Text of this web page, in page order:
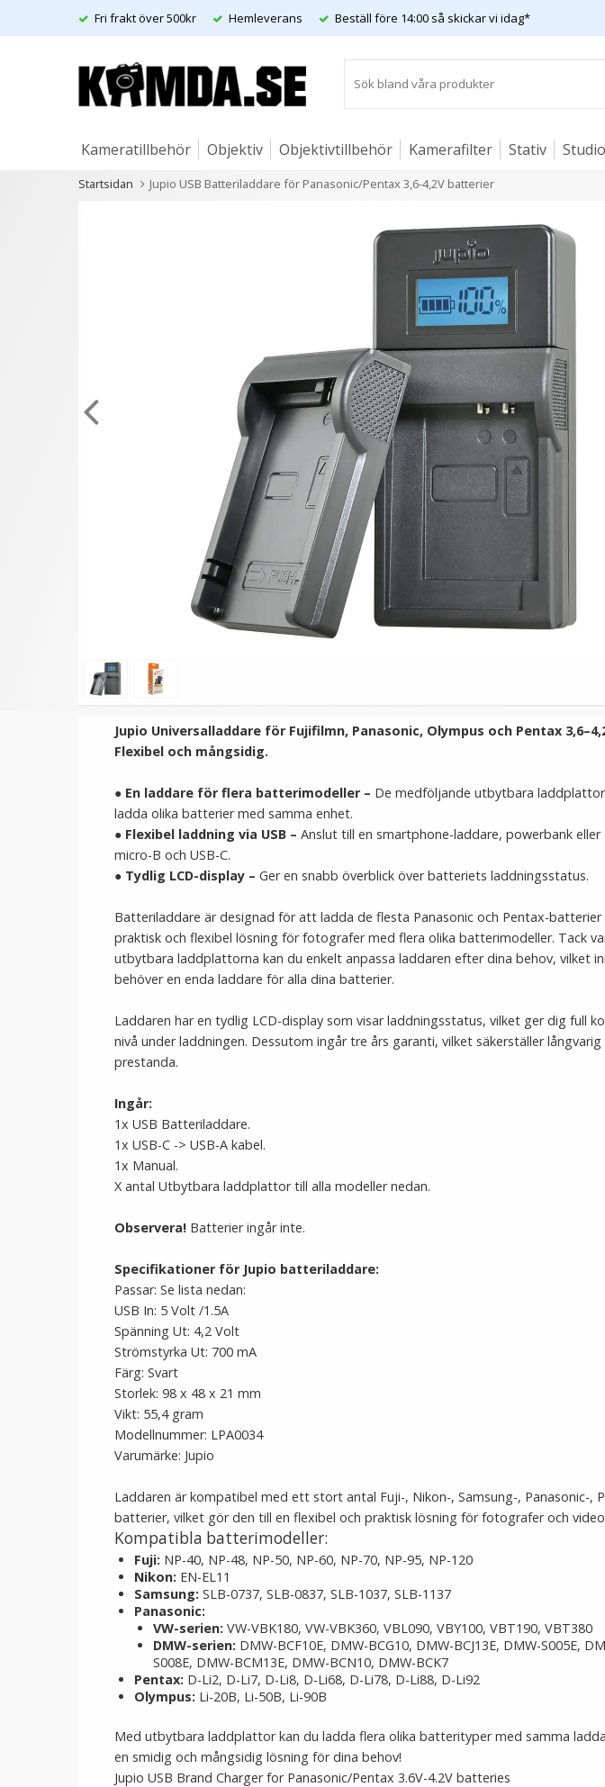
Fri frakt över 500kr Hemleverans Beställ före 14:00 så skickar vi idag*
Kameratillbehör Objektiv Objektivtillbehör Kamerafilter Stativ
Artiklar
Startsidan Jupio USB Batteriladdare för Panasonic/Pentax 3,6-4,2V batterier
Ulanzi Mobilhållare vridbar
LÄGG I VARUKORG
Jupio Laddplatta för
Panasonic DMW-BLE9/
DMW-BLG10
★★ ★
79 kr
LÄGG I VARUKORG
Kiwifotos Ögonmussla
lång för Nikon DK-
20/21/23/24/25/28
★ ★★
149 kr
LÄGG I VARUKORG
Jupio Universalladdare för Fujifilmn, Panasonic, Olympus och Pentax
Flexibel och mångsidig.
● En laddare för flera batterimodeller – De medföljande utbytbara
ladda olika batterier med samma enhet.
● Flexibel laddning via USB – Anslut till en smartphone-laddare, powerbank
micro-B och USB-C.
● Tydlig LCD-display – Ger en snabb överblick över batteriets laddningsstatus.
Batteriladdare är designad för att ladda de flesta Panasonic och Pentax-batterier
praktisk och flexibel lösning för fotografer med flera olika batterimodeller. Tack
utbytbara laddplattorna kan du enkelt anpassa laddaren efter dina behov, vilket
behöver en enda laddare för alla dina batterier.
Laddaren har en tydlig LCD-display som visar laddningsstatus, vilket ger dig full
nivå under laddningen. Dessutom ingår tre års garanti, vilket säkerställer
prestanda.
Ingår:
1x USB Batteriladdare.
1x USB-C -> USB-A kabel.
1x Manual.
X antal Utbytbara laddplattor till alla modeller nedan.
Observera! Batterier ingår inte.
Specifikationer för Jupio batteriladdare:
Passar: Se lista nedan:
USB In: 5 Volt /1.5A
Spänning Ut: 4,2 Volt
Strömstyrka Ut: 700 mA
Färg: Svart
Storlek: 98 x 48 x 21 mm
Vikt: 55,4 gram
Modellnummer: LPA0034
Varumärke: Jupio
Laddaren är kompatibel med ett stort antal Fuji-, Nikon-, Samsung-, Panasonic-,
batterier, vilket gör den till en flexibel och praktisk lösning för fotografer och
Kompatibla batterimodeller:
Fuji: NP-40, NP-48, NP-50, NP-60, NP-70, NP-95, NP-120
Nikon: EN-EL11
Samsung: SLB-0737, SLB-0837, SLB-1037, SLB-1137
Panasonic:
VW-serien: VW-VBK180, VW-VBK360, VBL090, VBY100, VBT190, VBT380
DMW-serien: DMW-BCF10E, DMW-BCG10, DMW-BCJ13E, DMW-S005E,
S008E, DMW-BCM13E, DMW-BCN10, DMW-BCK7
Pentax: D-Li2, D-Li7, D-Li8, D-Li68, D-Li78, D-Li88, D-Li92
Olympus: Li-20B, Li-50B, Li-90B
Med utbytbara laddplattor kan du ladda flera olika batterityper med samma
en smidig och mångsidig lösning för dina behov!
Jupio USB Brand Charger for Panasonic/Pentax 3.6V-4.2V batteries